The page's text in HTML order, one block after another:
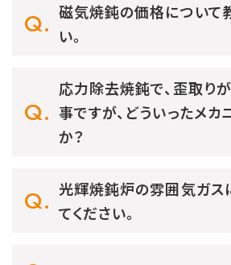
磁気焼鈍の価格について
い。
応力除去焼鈍で、歪取り
事ですが、どういったメカ
か？
光輝焼鈍炉の雰囲気ガス
てください。